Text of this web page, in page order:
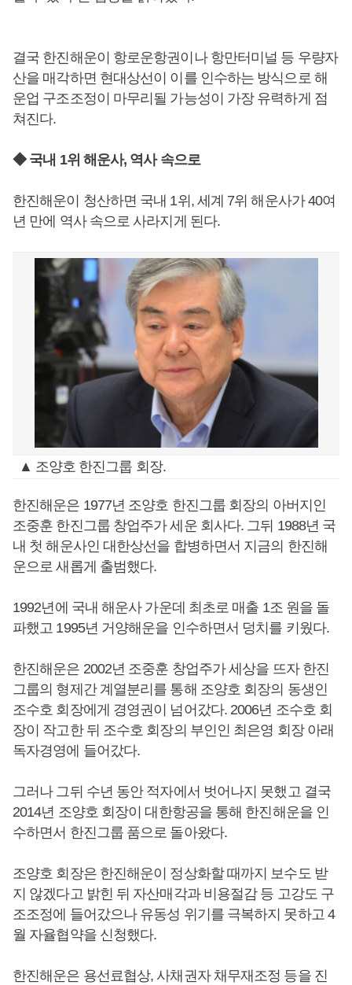
결국 한진해운이 항로운항권이나 항만터미널 등 우량자
산을 매각하면 현대상선이 이를 인수하는 방식으로 해
운업 구조조정이 마무리될 가능성이 가장 유력하게 점
쳐진다.
◆ 국내 1위 해운사, 역사 속으로
한진해운이 청산하면 국내 1위, 세계 7위 해운사가 40여
년 만에 역사 속으로 사라지게 된다.
▲ 조양호 한진그룹 회장.
한진해운은 1977년 조양호 한진그룹 회장의 아버지인
조중훈 한진그룹 창업주가 세운 회사다. 그뒤 1988년 국
내 첫 해운사인 대한상선을 합병하면서 지금의 한진해
운으로 새롭게 출범했다.
1992년에 국내 해운사 가운데 최초로 매출 1조 원을 돌
파했고 1995년 거양해운을 인수하면서 덩치를 키웠다.
한진해운은 2002년 조중훈 창업주가 세상을 뜨자 한진
그룹의 형제간 계열분리를 통해 조양호 회장의 동생인
조수호 회장에게 경영권이 넘어갔다. 2006년 조수호 회
장이 작고한 뒤 조수호 회장의 부인인 최은영 회장 아래
독자경영에 들어갔다.
그러나 그뒤 수년 동안 적자에서 벗어나지 못했고 결국
2014년 조양호 회장이 대한항공을 통해 한진해운을 인
수하면서 한진그룹 품으로 돌아왔다.
조양호 회장은 한진해운이 정상화할 때까지 보수도 받
지 않겠다고 밝힌 뒤 자산매각과 비용절감 등 고강도 구
조조정에 들어갔으나 유동성 위기를 극복하지 못하고 4
월 자율협약을 신청했다.
한진해운은 용선료협상, 사채권자 채무재조정 등을 진